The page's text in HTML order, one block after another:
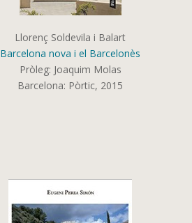
Llorenç Soldevila i Balart
Barcelona nova i el Barcelonès
Pròleg: Joaquim Molas
Barcelona: Pòrtic, 2015